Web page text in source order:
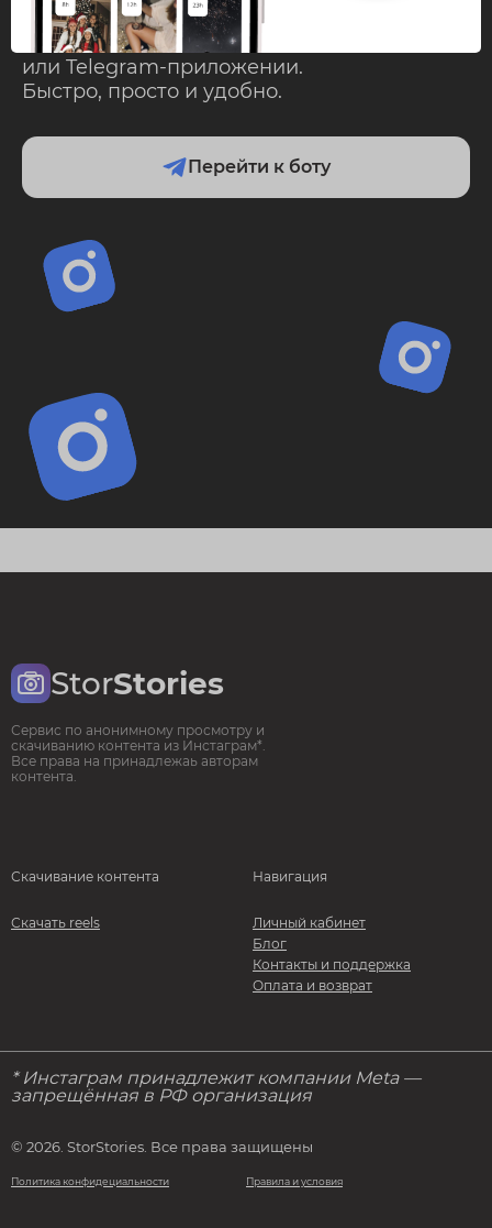
Переходи в ИнстаПай бот - смотри и
скачивайStories,Reels
или Telegram-приложении.
Быстро, просто и удобно.
Перейти к боту
StorStories
Сервис по анонимному просмотру и
скачиванию контента из Инстаграм*.
Все права на принадлежаь авторам
контента.
Скачивание контента
Скачать reels
Навигация
Личный кабинет
Блог
Контакты и поддержка
Оплата и возврат
* Инстаграм принадлежит компании Meta —
запрещённая в РФ организация
© 2026. StorStories. Все права защищены
Политика конфидециальности Правила и условия